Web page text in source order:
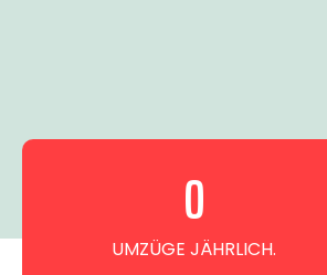
UMZÜGE JÄHRLICH.
0